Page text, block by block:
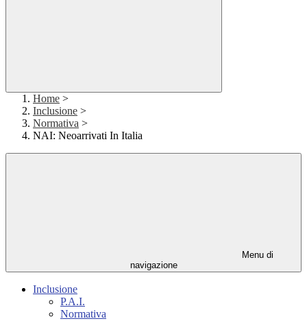
Home >
Inclusione >
Normativa >
NAI: Neoarrivati In Italia
Menu di
navigazione
Inclusione
P.A.I.
Normativa